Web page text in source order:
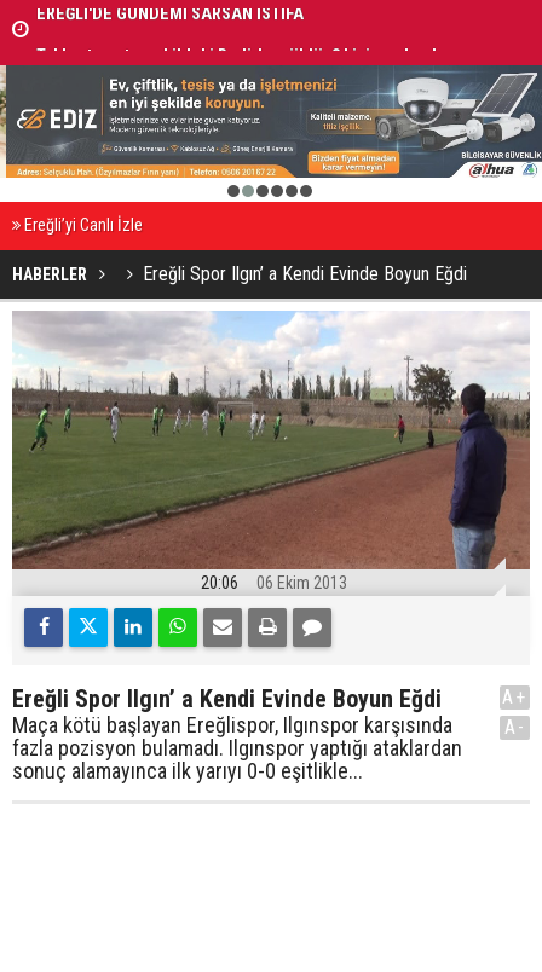
2 3 4 5 6
Ereğli’yi Canlı İzle
HABERLER Ereğli Spor Ilgın’ a Kendi Evinde Boyun Eğdi
20:06 06 Ekim 2013
Ereğli Spor Ilgın’ a Kendi Evinde Boyun Eğdi
Maça kötü başlayan Ereğlispor, Ilgınspor karşısında
fazla pozisyon bulamadı. Ilgınspor yaptığı ataklardan
sonuç alamayınca ilk yarıyı 0-0 eşitlikle...
A+
A-